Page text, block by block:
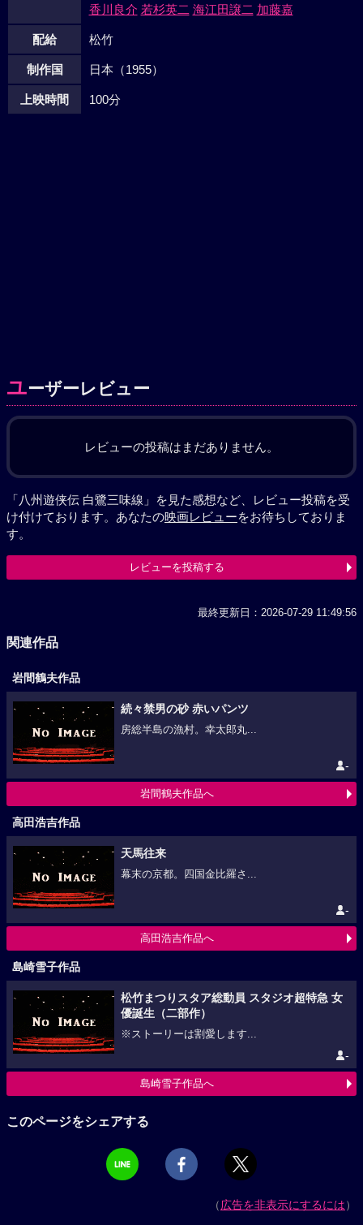
香川良介 若杉英二 海江田譲二 加藤嘉
配給 松竹
制作国 日本（1955）
上映時間 100分
ユーザーレビュー
レビューの投稿はまだありません。
「八州遊侠伝 白鷺三味線」を見た感想など、レビュー投稿を受
け付けております。あなたの映画レビューをお待ちしておりま
す。
レビューを投稿する
最終更新日：2026-07-29 11:49:56
関連作品
岩間鶴夫作品
続々禁男の砂 赤いパンツ
房総半島の漁村。幸太郎丸...
-
岩間鶴夫作品へ
高田浩吉作品
天馬往来
幕末の京都。四国金比羅さ...
-
高田浩吉作品へ
島崎雪子作品
松竹まつりスタア総動員 スタジオ超特急 女
優誕生（二部作）
※ストーリーは割愛します...
-
島崎雪子作品へ
このページをシェアする
（広告を非表示にするには）